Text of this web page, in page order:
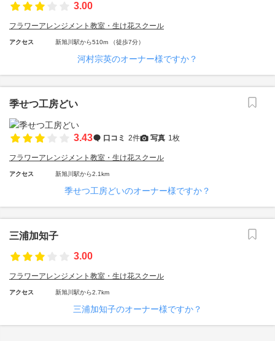
3.00
フラワーアレンジメント教室・生け花スクール
アクセス 新旭川駅から510m （徒歩7分）
河村宗英のオーナー様ですか？
季せつ工房どい
3.43 口コミ 2件 写真 1枚
フラワーアレンジメント教室・生け花スクール
アクセス 新旭川駅から2.1km
季せつ工房どいのオーナー様ですか？
三浦加知子
3.00
フラワーアレンジメント教室・生け花スクール
アクセス 新旭川駅から2.7km
三浦加知子のオーナー様ですか？